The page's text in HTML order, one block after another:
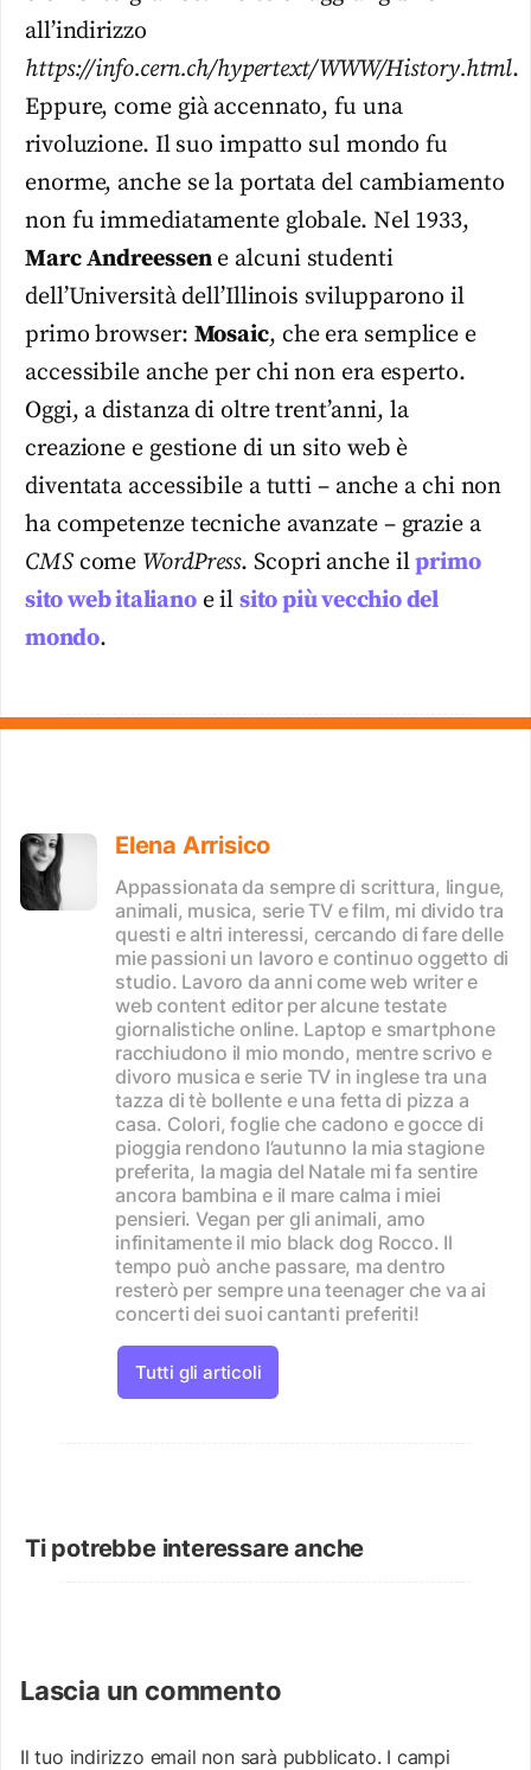
all’indirizzo
https://info.cern.ch/hypertext/WWW/History.html.
Eppure, come già accennato, fu una
rivoluzione. Il suo impatto sul mondo fu
enorme, anche se la portata del cambiamento
non fu immediatamente globale. Nel 1933,
Marc Andreessene alcuni studenti
dell’Università dell’Illinois svilupparono il
primo browser: Mosaic, che era semplice e
accessibile anche per chi non era esperto.
Oggi, a distanza di oltre trent’anni, la
creazione e gestione di un sito web è
diventata accessibile a tutti – anche a chi non
ha competenze tecniche avanzate – grazie a
CMScome WordPress. Scopri anche ilprimo
sito web italianoe ilsito più vecchio del
mondo.
Elena Arrisico
Appassionata da sempre di scrittura, lingue,
animali, musica, serie TV e film, mi divido tra
questi e altri interessi, cercando di fare delle
mie passioni un lavoro e continuo oggetto di
studio. Lavoro da anni come web writer e
web content editor per alcune testate
giornalistiche online. Laptop e smartphone
racchiudono il mio mondo, mentre scrivo e
divoro musica e serie TV in inglese tra una
tazza di tè bollente e una fetta di pizza a
casa. Colori, foglie che cadono e gocce di
pioggia rendono l’autunno la mia stagione
preferita, la magia del Natale mi fa sentire
ancora bambina e il mare calma i miei
pensieri. Vegan per gli animali, amo
infinitamente il mio black dog Rocco. Il
tempo può anche passare, ma dentro
resterò per sempre una teenager che va ai
concerti dei suoi cantanti preferiti!
Tutti gli articoli
Ti potrebbe interessare anche
Lascia un commento
Il tuo indirizzo email non sarà pubblicato. I campi